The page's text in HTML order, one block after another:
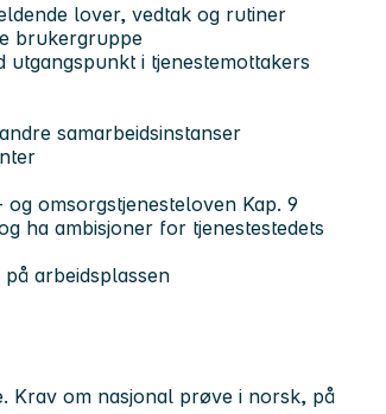
lover, vedtak og rutiner
brukergruppe
i tjenestemottakers
samarbeidsinstanser
omsorgstjenesteloven Kap. 9
ha ambisjoner for tjenestestedets
arbeidsplassen
Krav om nasjonal prøve i norsk, på